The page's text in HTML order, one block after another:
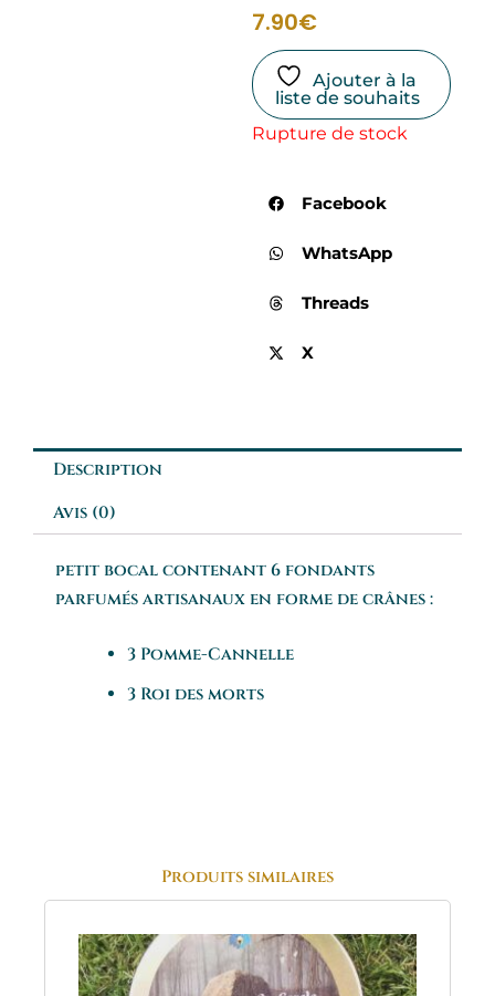
7.90€
Ajouter à la
liste de souhaits
Rupture de stock
Facebook
WhatsApp
Threads
X
Description
Avis (0)
petit bocal contenant 6 fondants
parfumés artisanaux en forme de crânes :
3 Pomme-Cannelle
3 Roi des morts
Produits similaires